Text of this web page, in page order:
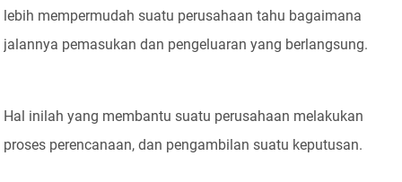
lebih mempermudah suatu perusahaan tahu bagaimana
jalannya pemasukan dan pengeluaran yang berlangsung.
Hal inilah yang membantu suatu perusahaan melakukan
proses perencanaan, dan pengambilan suatu keputusan.